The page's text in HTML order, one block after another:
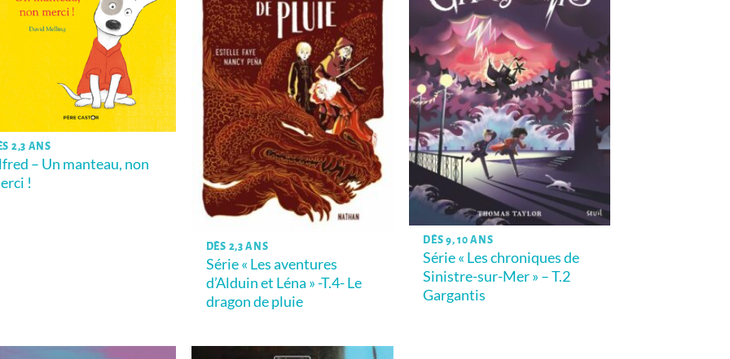
2,3 ANS
– Un manteau, non
!
DÈS 2,3 ANS
Série « Les aventures
d’Alduin et Léna » -T.4- Le
dragon de pluie
DÈS 9, 10 ANS
Série « Les chroniques de
Sinistre-sur-Mer » – T.2
Gargantis